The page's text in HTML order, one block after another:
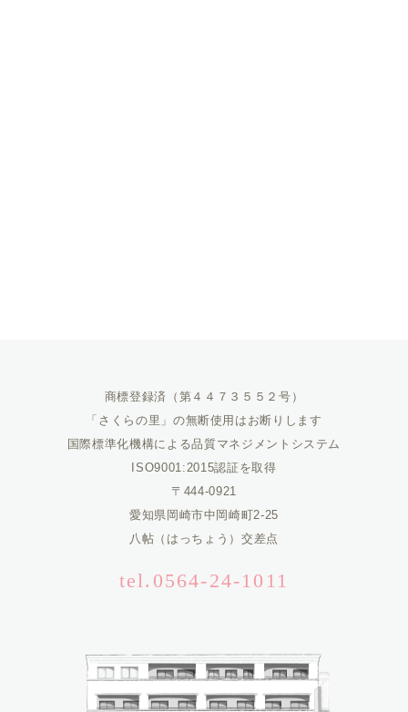
商標登録済（第４４７３５５２号）
「さくらの里」の無断使用はお断りします
国際標準化機構による品質マネジメントシステム
ISO9001:2015認証を取得
〒444-0921
愛知県岡崎市中岡崎町2-25
八帖（はっちょう）交差点
tel.0564-24-1011